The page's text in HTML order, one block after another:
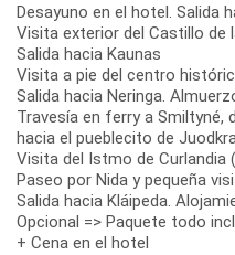
Desayuno en el hotel. Salida
Visita exterior del Castillo de
Salida hacia Kaunas
Visita a pie del centro
Salida hacia Neringa.
Travesía en ferry a Smiltyné,
hacia el pueblecito de
Visita del Istmo de Curlandia
Paseo por Nida y pequeña
Salida hacia Kláipeda.
Opcional => Paquete todo
+ Cena en el hotel